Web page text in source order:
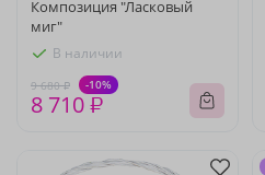
Композиция "Ласковый
миг"
В наличии
9 680 ₽ -10%
8 710 ₽